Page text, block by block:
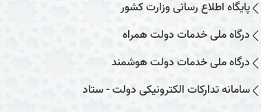
پایگاه اطلاع رسانی وزارت کشور
درگاه ملی خدمات دولت همراه
درگاه ملی خدمات دولت هوشمند
سامانه تدارکات الکترونیکی دولت - ستاد